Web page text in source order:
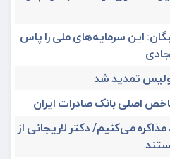
این سرمایه‌های ملی را پاس
تمدید شد
اصلی بانک صادرات ایران
می‌کنیم/ دکتر لاریجانی از